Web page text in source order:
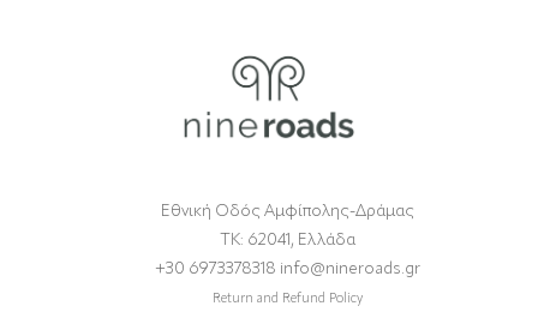
Εθνική Οδός Αμφίπολης-Δράμας
ΤΚ: 62041, Ελλάδα
+30 6973378318 info@nineroads.gr
Return and Refund Policy